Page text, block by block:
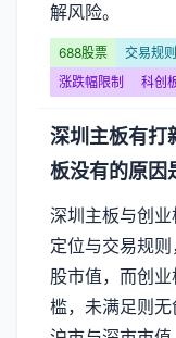
解风险。
688股票 交易规则
涨跌幅限制
科创
深圳主板有打
板没有的原因
深圳主板与创
定位与交易规
股市值，而创
槛，未满足则